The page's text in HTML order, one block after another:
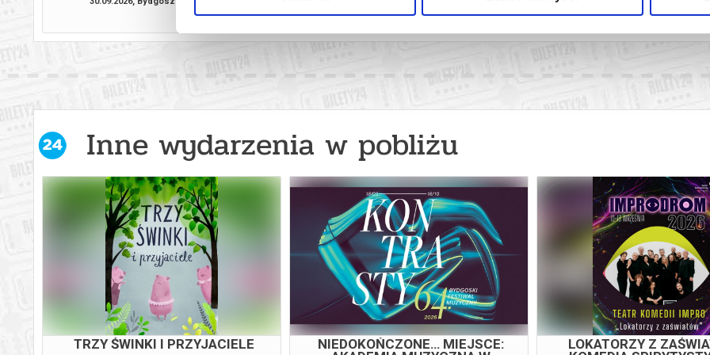
kup bilet
kup bilet
kup bilet
Inne wydarzenia w pobliżu
HAPPILY NEVER AFTER IMPRO MUSICAL: "......."
MADAGASKAR -